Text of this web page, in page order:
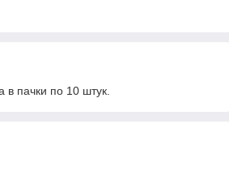
в пачки по 10 штук.